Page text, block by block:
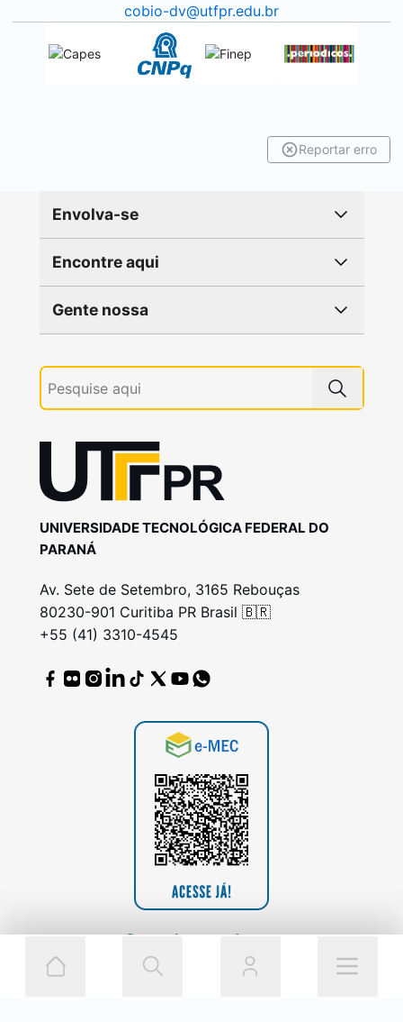
cobio-dv@utfpr.edu.br
Reportar erro
Envolva-se
Encontre aqui
Gente nossa
UNIVERSIDADE TECNOLÓGICA FEDERAL DO
PARANÁ
Av. Sete de Setembro, 3165 Rebouças
80230-901 Curitiba PR Brasil 🇧🇷
+55 (41) 3310-4545
Consulte o cadastro
da Instituição
no Sistema e-MEC